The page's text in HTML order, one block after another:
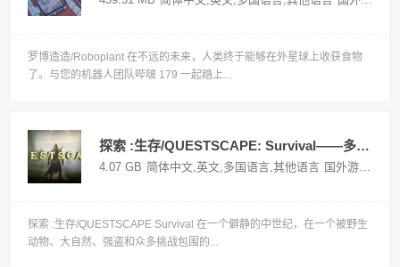
罗博造造/Roboplant 在不远的未来，人类终于能够在外星球上收获食物
了。与您的机器人团队哔啵 179 一起踏上...
探索 :生存/QUESTSCAPE: Survival——多国语言（含简体中文）免安装解压即玩版
4.07 GB 简体中文,英文,多国语言,其他语言 国外游戏
探索 :生存/QUESTSCAPE Survival 在一个僻静的中世纪，在一个被野生
动物、大自然、强盗和众多挑战包围的...